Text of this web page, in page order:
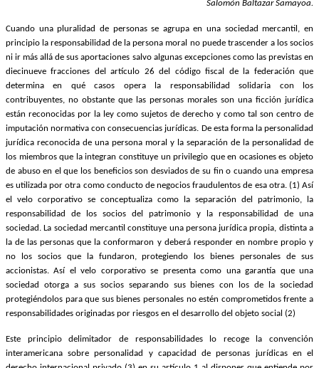
Twitter
Whatsapp
Linkedin
Salomón Baltazar Samayoa.
Cuando una pluralidad de personas se agrupa en una sociedad mercantil, en
principio la responsabilidad de la persona moral no puede trascender a los socios
ni ir más allá de sus aportaciones salvo algunas excepciones como las previstas en
diecinueve fracciones del artículo 26 del código fiscal de la federación que
determina en qué casos opera la responsabilidad solidaria con los
contribuyentes, no obstante que las personas morales son una ficción jurídica
están reconocidas por la ley como sujetos de derecho y como tal son centro de
imputación normativa con consecuencias jurídicas. De esta forma la personalidad
jurídica reconocida de una persona moral y la separación de la personalidad de
los miembros que la integran constituye un privilegio que en ocasiones es objeto
de abuso en el que los beneficios son desviados de su fin o cuando una empresa
es utilizada por otra como conducto de negocios fraudulentos de esa otra. (1) Así
el velo corporativo se conceptualiza como la separación del patrimonio, la
responsabilidad de los socios del patrimonio y la responsabilidad de una
sociedad. La sociedad mercantil constituye una persona jurídica propia, distinta a
la de las personas que la conformaron y deberá responder en nombre propio y
no los socios que la fundaron, protegiendo los bienes personales de sus
accionistas. Así el velo corporativo se presenta como una garantía que una
sociedad otorga a sus socios separando sus bienes con los de la sociedad
protegiéndolos para que sus bienes personales no estén comprometidos frente a
responsabilidades originadas por riesgos en el desarrollo del objeto social (2)
Este principio delimitador de responsabilidades lo recoge la convención
interamericana sobre personalidad y capacidad de personas jurídicas en el